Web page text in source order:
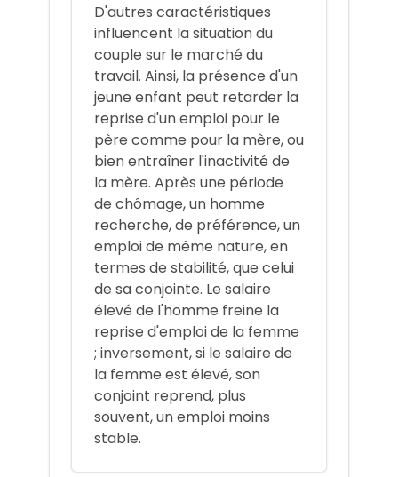
D'autres caractéristiques
influencent la situation du
couple sur le marché du
travail. Ainsi, la présence d'un
jeune enfant peut retarder la
reprise d'un emploi pour le
père comme pour la mère, ou
bien entraîner l'inactivité de
la mère. Après une période
de chômage, un homme
recherche, de préférence, un
emploi de même nature, en
termes de stabilité, que celui
de sa conjointe. Le salaire
élevé de l'homme freine la
reprise d'emploi de la femme
; inversement, si le salaire de
la femme est élevé, son
conjoint reprend, plus
souvent, un emploi moins
stable.